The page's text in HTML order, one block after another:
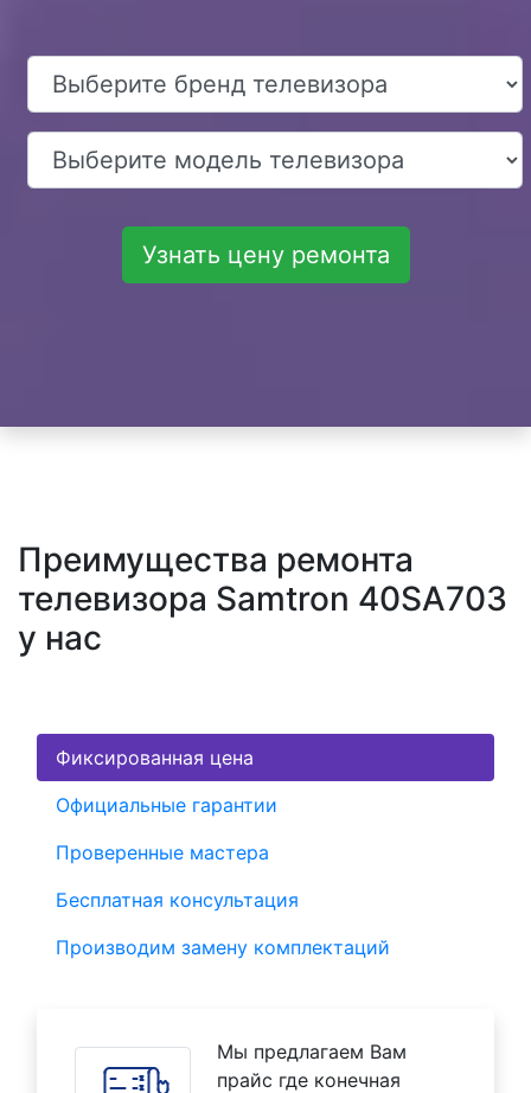
Узнать цену ремонта
Преимущества ремонта
телевизора Samtron 40SA703
у нас
Фиксированная цена
Официальные гарантии
Проверенные мастера
Бесплатная консультация
Производим замену комплектаций
Мы предлагаем Вам
прайс где конечная